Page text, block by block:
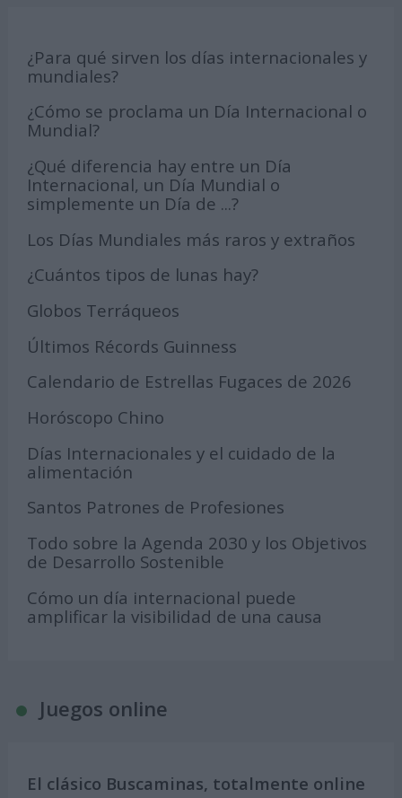
¿Para qué sirven los días internacionales y
mundiales?
¿Cómo se proclama un Día Internacional o
Mundial?
¿Qué diferencia hay entre un Día
Internacional, un Día Mundial o
simplemente un Día de ...?
Los Días Mundiales más raros y extraños
¿Cuántos tipos de lunas hay?
Globos Terráqueos
Últimos Récords Guinness
Calendario de Estrellas Fugaces de 2026
Horóscopo Chino
Días Internacionales y el cuidado de la
alimentación
Santos Patrones de Profesiones
Todo sobre la Agenda 2030 y los Objetivos
de Desarrollo Sostenible
Cómo un día internacional puede
amplificar la visibilidad de una causa
Juegos online
El clásico Buscaminas, totalmente online